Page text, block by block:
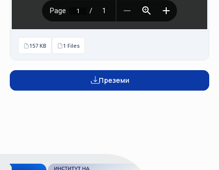
157 KB 1 Files
Преземи